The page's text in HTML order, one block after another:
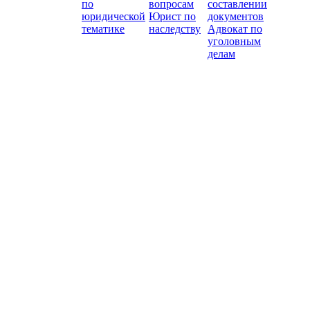
по
юридической
тематике
вопросам
Юрист по
наследству
составлении
документов
Адвокат по
уголовным
делам